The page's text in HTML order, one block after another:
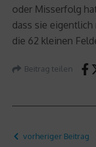
oder Misserfolg
dass sie
die 62 kleinen
Beitrag teilen
vorheriger Beitrag